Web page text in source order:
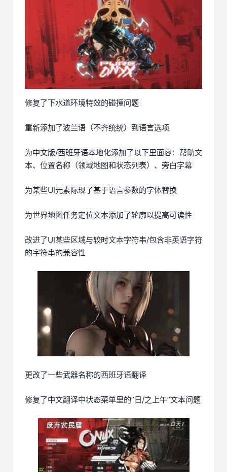
修复了下水道环境特效的碰撞问题
重新添加了波兰语（不齐统统）到语言选项
为中文版/西班牙语本地化添加了以下里面容：帮助文
本、位置名称（领域地图和状态列表）、旁白字幕
为某些UI元素际现了基于语言参数的字体替换
为世界地图任务定位文本添加了轮廓以提高可读性
改进了UI某些区域与较时文本字符串/包含非英语字符
的字符串的兼容性
更改了一些武器名称的西班牙语翻译
修复了中文翻译中状态菜单里的”日/之上午”文本问题